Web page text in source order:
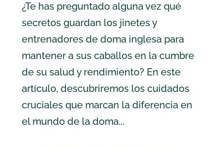
¿Te has preguntado alguna vez qué
secretos guardan los jinetes y
entrenadores de doma inglesa para
mantener a sus caballos en la cumbre
de su salud y rendimiento? En este
artículo, descubriremos los cuidados
cruciales que marcan la diferencia en
el mundo de la doma...